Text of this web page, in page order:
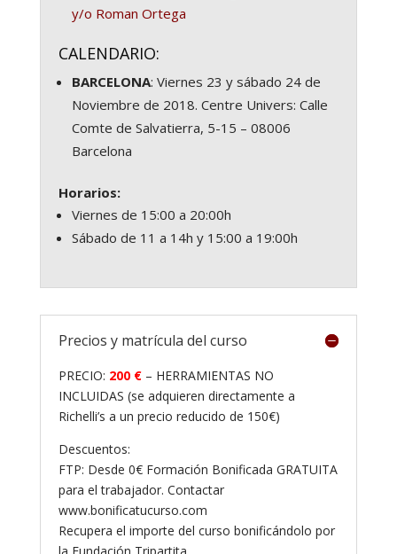
y/o Roman Ortega
CALENDARIO:
BARCELONA: Viernes 23 y sábado 24 de
Noviembre de 2018. Centre Univers: Calle
Comte de Salvatierra, 5-15 – 08006
Barcelona
Horarios:
Viernes de 15:00 a 20:00h
Sábado de 11 a 14h y 15:00 a 19:00h
Precios y matrícula del curso
PRECIO: 200 €– HERRAMIENTAS NO
INCLUIDAS (se adquieren directamente a
Richelli’s a un precio reducido de 150€)
Descuentos:
FTP: Desde 0€ Formación Bonificada GRATUITA
para el trabajador. Contactar
www.bonificatucurso.com
Recupera el importe del curso bonificándolo por